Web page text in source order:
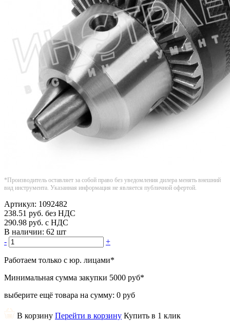
*Производитель оставляет за собой право без уведомления дилера менять внешний
вид инструмента. Указанная информация не является публичной офертой.
Артикул: 1092482
238.51 руб. без НДС
290.98 руб. с НДС
В наличии: 62 шт
-
+
Работаем только с юр. лицами*
Минимальная сумма закупки 5000 руб*
выберите ещё товара на сумму: 0 руб
В корзину Перейти в корзину Купить в 1 клик